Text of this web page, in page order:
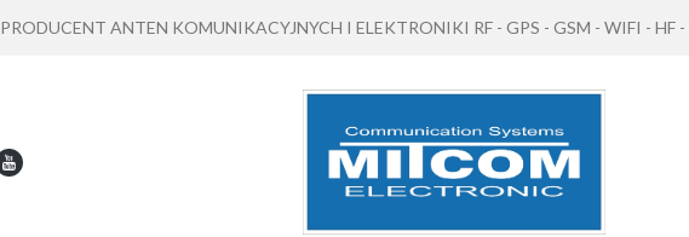
PRODUCENT ANTEN KOMUNIKACYJNYCH I ELEKTRONIKI RF - GPS - GSM - WIFI - HF -